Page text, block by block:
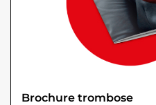
Brochure trombose